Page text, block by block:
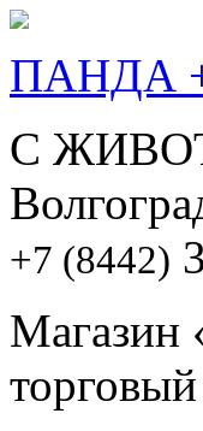
ПАНДА
С
+7 (8442)
Магазин